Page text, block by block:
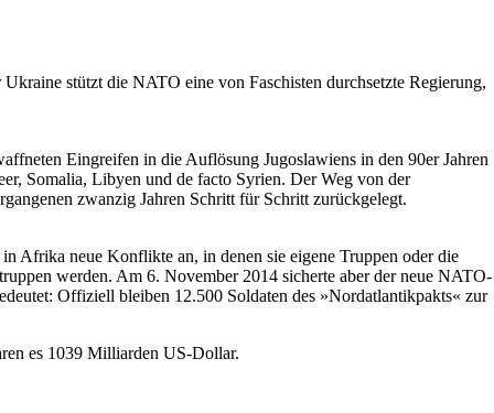
stützt die NATO eine von Faschisten durchsetzte Regierung,
Eingreifen in die Auflösung Jugoslawiens in den 90er Jahren
Somalia, Libyen und de facto Syrien. Der Weg von der
zwanzig Jahren Schritt für Schritt zurückgelegt.
Afrika neue Konflikte an, in denen sie eigene Truppen oder die
werden. Am 6. November 2014 sicherte aber der neue NATO-
Offiziell bleiben 12.500 Soldaten des »Nordatlantikpakts« zur
es 1039 Milliarden US-Dollar.